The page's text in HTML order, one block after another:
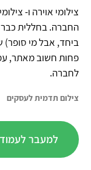
צילומי אוירה ו-
ביחד, אבל מי סופר)
פחות חשוב מאתר,
לחברה.
צילום תדמית לעסקים
למעבר